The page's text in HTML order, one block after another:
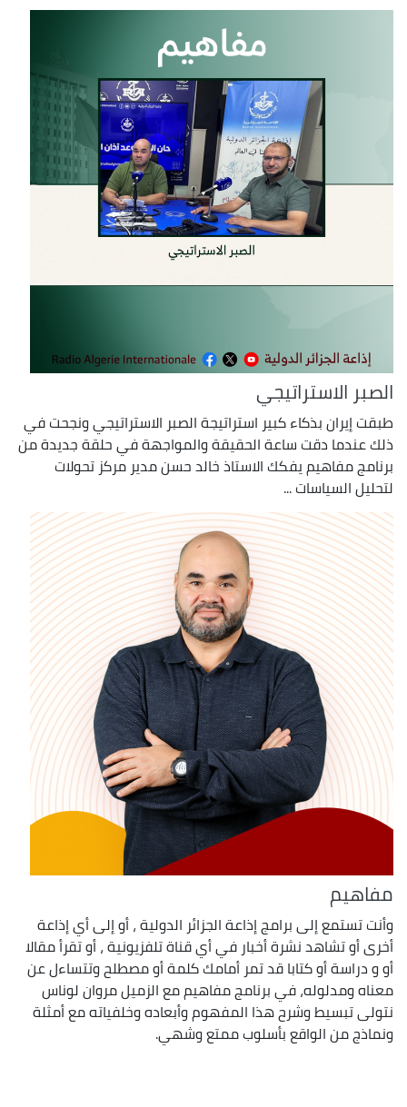
الصبر الاستراتيجي
طبقت إيران بذكاء كبير استراتيجة الصبر الاستراتيجي ونجحت في
ذلك عندما دقت ساعة الحقيقة والمواجهة في حلقة جديدة من
برنامج مفاهيم يفكك الاستاذ خالد حسن مدير مركز تحولات
لتحليل السياسات ...
مفاهيم
وأنت تستمع إلى برامج إذاعة الجزائر الدولية ، أو إلى أي إذاعة
أخرى أو تشاهد نشرة أخبار في أي قناة تلفزيونية ، أو تقرأ مقالا
أو و دراسة أو كتابا قد تمر أمامك كلمة أو مصطلح وتتساءل عن
معناه ومدلوله، في برنامج مفاهيم مع الزميل مروان لوناس
نتولى تبسيط وشرح هذا المفهوم وأبعاده وخلفياته مع أمثلة
ونماذج من الواقع بأسلوب ممتع وشهي.